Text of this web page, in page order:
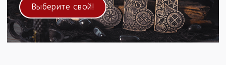
Выберите свой!